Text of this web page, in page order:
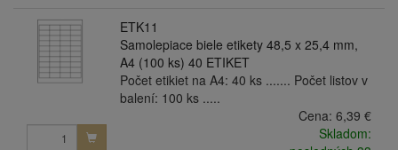
ETK11
Samolepiace biele etikety 48,5 x 25,4 mm,
A4 (100 ks) 40 ETIKET
Počet etikiet na A4: 40 ks ....... Počet listov v
balení: 100 ks .....
Cena: 6,39 €
Skladom: